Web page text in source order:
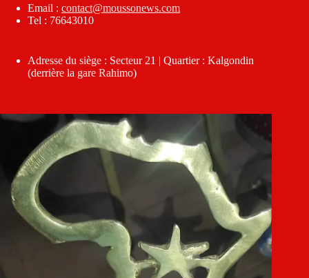
Email : contact@moussonews.com
Tel : 76643010
Adresse du siège : Secteur 21 | Quartier : Kalgondin
(derrière la gare Rahimo)